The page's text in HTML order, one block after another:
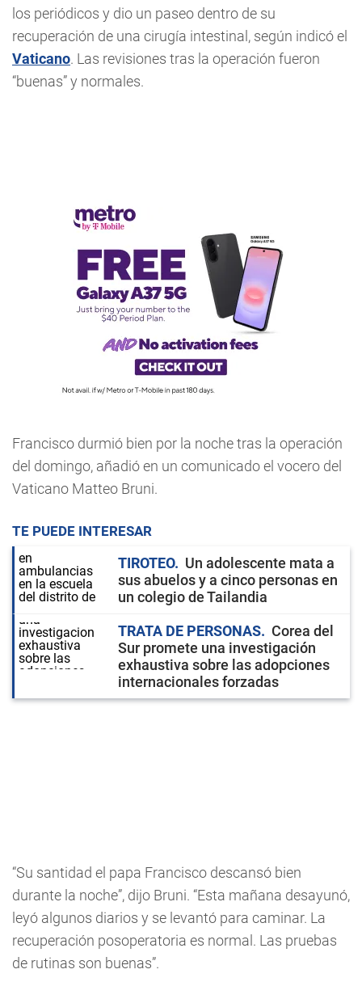
los periódicos y dio un paseo dentro de su
recuperación de una cirugía intestinal, según indicó el
Vaticano. Las revisiones tras la operación fueron
“buenas” y normales.
Francisco durmió bien por la noche tras la operación
del domingo, añadió en un comunicado el vocero del
Vaticano Matteo Bruni.
TE PUEDE INTERESAR
TIROTEO
Un adolescente mata a
sus abuelos y a cinco personas en
un colegio de Tailandia
TRATA DE PERSONAS
Corea del
Sur promete una investigación
exhaustiva sobre las adopciones
internacionales forzadas
“Su santidad el papa Francisco descansó bien
durante la noche”, dijo Bruni. “Esta mañana desayunó,
leyó algunos diarios y se levantó para caminar. La
recuperación posoperatoria es normal. Las pruebas
de rutinas son buenas”.